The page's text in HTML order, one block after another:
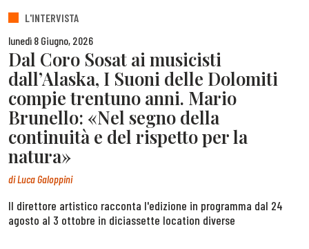
L'INTERVISTA
lunedì 8 Giugno, 2026
Dal Coro Sosat ai musicisti
dall’Alaska, I Suoni delle Dolomiti
compie trentuno anni. Mario
Brunello: «Nel segno della
continuità e del rispetto per la
natura»
diLuca Galoppini
Il direttore artistico racconta l'edizione in programma dal 24
agosto al 3 ottobre in diciassette location diverse